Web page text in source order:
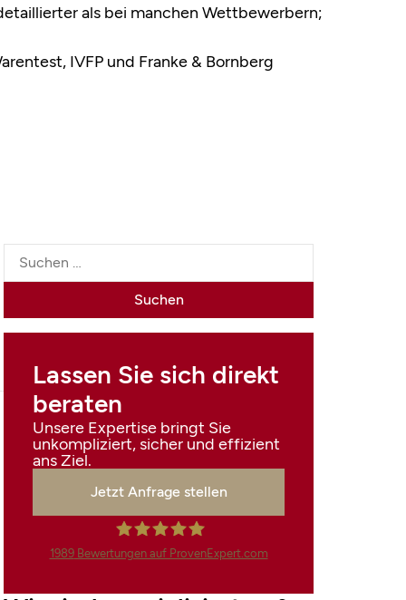
als bei manchen Wettbewerbern;
IVFP und Franke & Bornberg
Lassen Sie sich direkt
beraten
Unsere Expertise bringt Sie
unkompliziert, sicher und effizient
ans Ziel.
Jetzt Anfrage stellen
1989Bewertungen auf ProvenExpert.com